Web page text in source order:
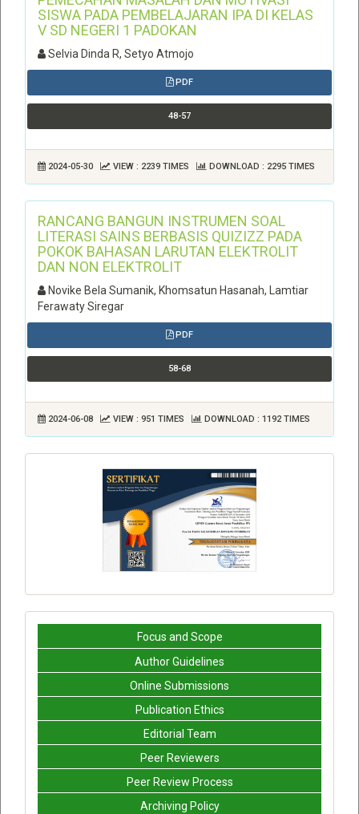
SISWA PADA PEMBELAJARAN IPA DI KELAS
V SD NEGERI 1 PADOKAN
Selvia Dinda R, Setyo Atmojo
PDF
48-57
2024-05-30 VIEW : 2239 TIMES DOWNLOAD : 2295 TIMES
RANCANG BANGUN INSTRUMEN SOAL
LITERASI SAINS BERBASIS QUIZIZZ PADA
POKOK BAHASAN LARUTAN ELEKTROLIT
DAN NON ELEKTROLIT
Novike Bela Sumanik, Khomsatun Hasanah, Lamtiar
Ferawaty Siregar
PDF
58-68
2024-06-08 VIEW : 951 TIMES DOWNLOAD : 1192 TIMES
Focus and Scope
Author Guidelines
Online Submissions
Publication Ethics
Editorial Team
Peer Reviewers
Peer Review Process
Archiving Policy